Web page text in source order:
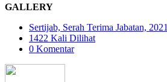
GALLERY
Sertijab, Serah Terima Jabatan, 2021
1422 Kali Dilihat
0 Komentar